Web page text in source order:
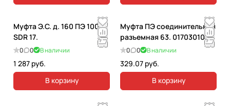
Муфта Э.С. д. 160 ПЭ 100
SDR 17.
0 0 В наличии
1 287 руб.
В корзину
Муфта ПЭ соединительная
разъемная 63. 017030107
0 0 В наличии
329.07 руб.
В корзину